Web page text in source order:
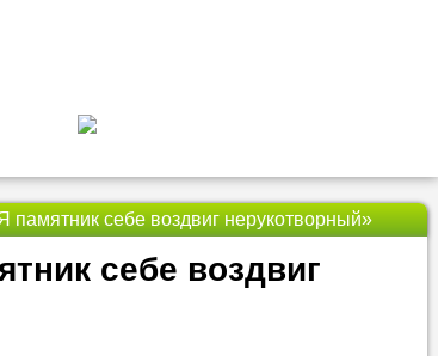
памятник себе воздвиг нерукотворный»
себе воздвиг